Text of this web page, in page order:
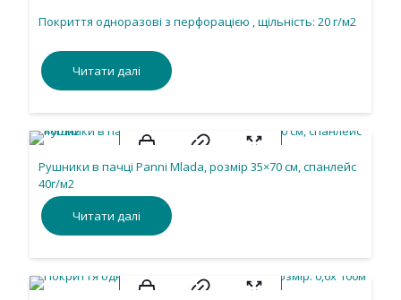
Покриття одноразові з перфорацією , щільність: 20 г/м2
Читати далі
Рушники в пачці Panni Mlada, розмір 35×70 см, спанлейс
40г/м2
Читати далі